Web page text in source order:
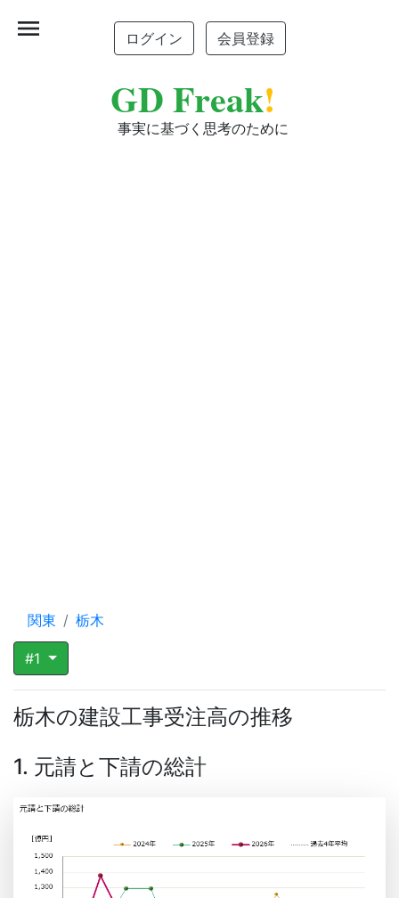
ログイン 会員登録
GD Freak!
事実に基づく思考のために
menu
関東 栃木
#1
栃木の建設工事受注高の推移
1. 元請と下請の総計